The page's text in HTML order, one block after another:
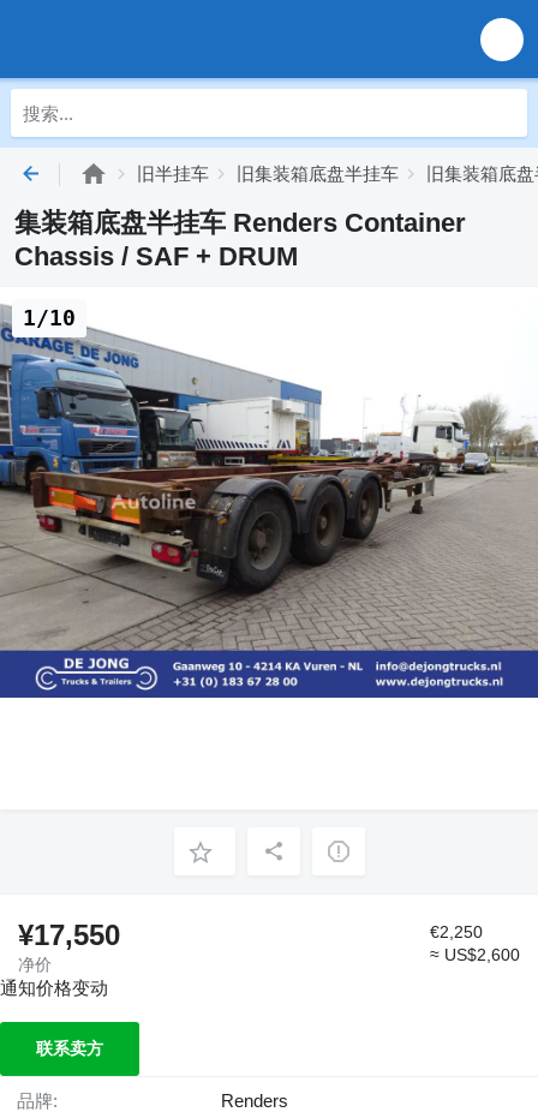
旧半挂车 旧集装箱底盘半挂车 旧集装箱底
集装箱底盘半挂车 Renders Container
Chassis / SAF + DRUM
1/10
¥17,550
净价
€2,250
≈ US$2,600
通知价格变动
联系卖方
品牌: Renders